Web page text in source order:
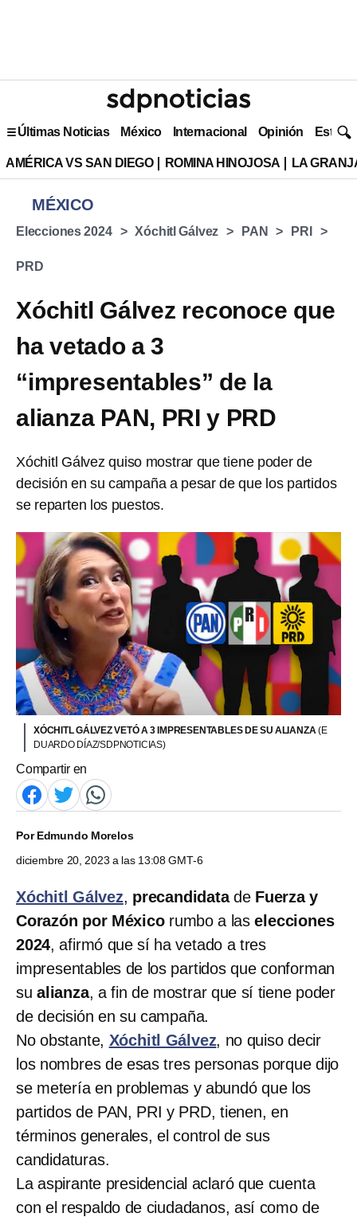
Últimas Noticias México Internacional Opinión Estilo
AMÉRICA VS SAN DIEGO ROMINA HINOJOSA LA
MÉXICO
Elecciones 2024 Xóchitl Gálvez PAN PRI
PRD
Xóchitl Gálvez reconoce que
ha vetado a 3
“impresentables” de la
alianza PAN, PRI y PRD
Xóchitl Gálvez quiso mostrar que tiene poder de
decisión en su campaña a pesar de que los partidos
se reparten los puestos.
XÓCHITL GÁLVEZ VETÓ A 3 IMPRESENTABLES DE SU ALIANZA(E
DUARDO DÍAZ/SDPNOTICIAS)
Compartir en
PorEdmundo Morelos
diciembre 20, 2023 a las 13:08 GMT-6
Xóchitl Gálvez, precandidatade Fuerza y
Corazón por Méxicorumbo a laselecciones
2024, afirmó que sí ha vetado a tres
impresentables de los partidos que conforman
su alianza, a fin de mostrar que sí tiene poder
de decisión en su campaña.
No obstante, Xóchitl Gálvez, no quiso decir
los nombres de esas tres personas porque dijo
se metería en problemas y abundó que los
partidos de PAN, PRI y PRD, tienen, en
términos generales, el control de sus
candidaturas.
La aspirante presidencial aclaró que cuenta
con el respaldo de ciudadanos, así como de